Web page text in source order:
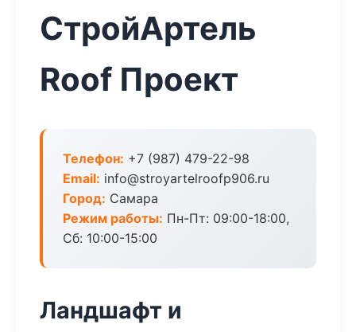
СтройАртель
Roof Проект
Телефон: +7 (987) 479-22-98
Email: info@stroyartelroofp906.ru
Город: Самара
Режим работы: Пн-Пт: 09:00-18:00,
Сб: 10:00-15:00
Ландшафт и